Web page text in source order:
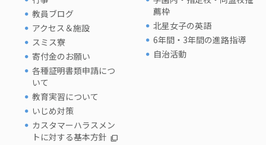
教員ブログ
アクセス＆施設
スミス寮
寄付金のお願い
各種証明書類申請につ
いて
教育実習について
いじめ対策
カスタマーハラスメン
トに対する基本方針
薦枠
北星女子の英語
6年間・3年間の進路指導
自治活動